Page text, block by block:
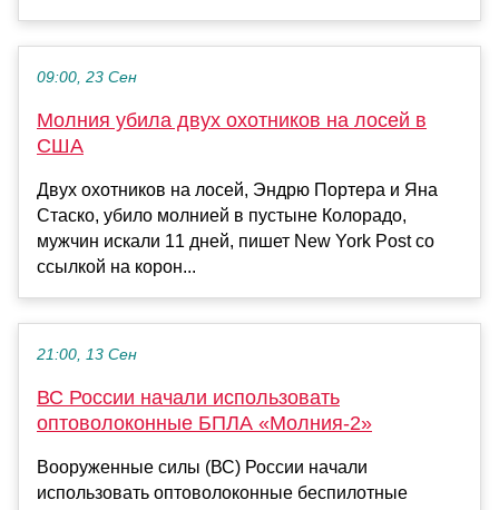
09:00, 23 Сен
Молния убила двух охотников на лосей в
США
Двух охотников на лосей, Эндрю Портера и Яна
Стаско, убило молнией в пустыне Колорадо,
мужчин искали 11 дней, пишет New York Post со
ссылкой на корон...
21:00, 13 Сен
ВС России начали использовать
оптоволоконные БПЛА «Молния-2»
Вооруженные силы (ВС) России начали
использовать оптоволоконные беспилотные